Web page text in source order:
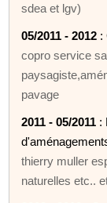
sdea et lgv)
05/2011 - 2012 :
copro service
pavage
2011 - 05/2011 :
thierry muller
naturelles etc..